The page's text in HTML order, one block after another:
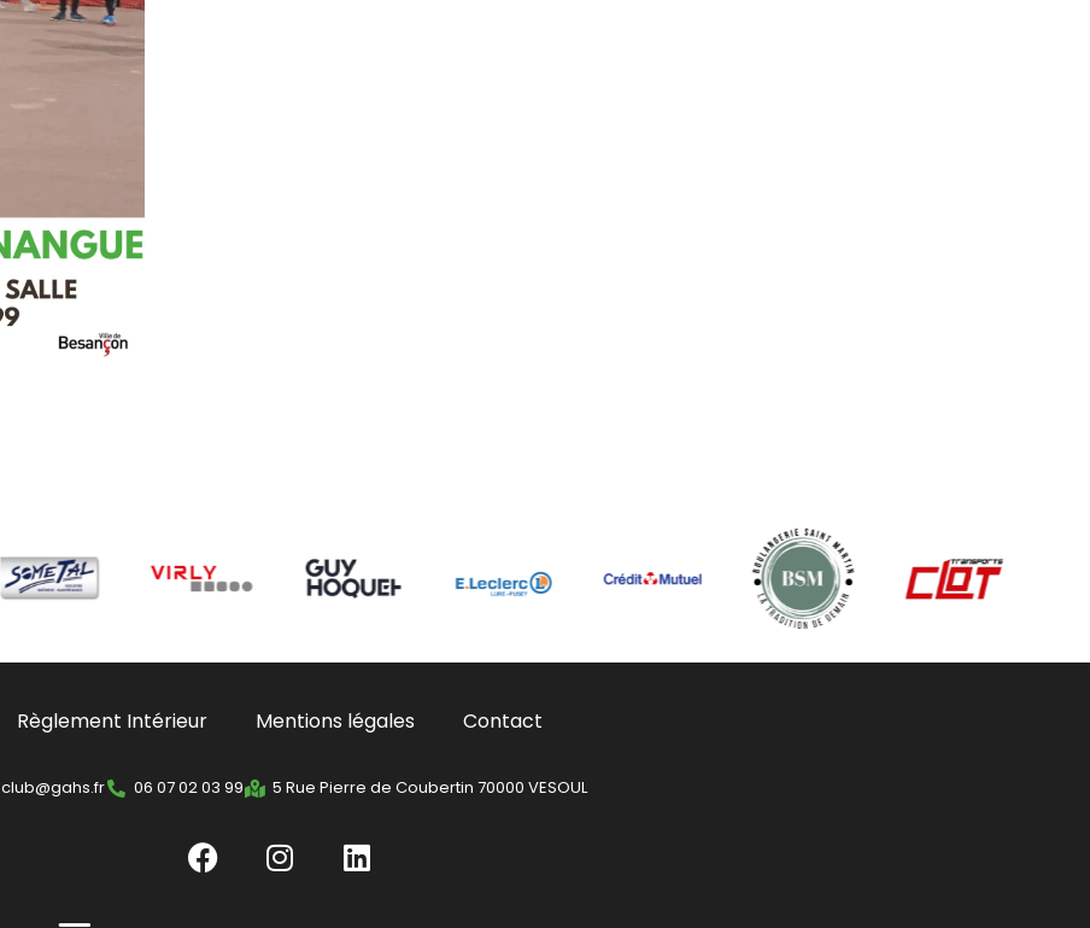
Règlement Intérieur Mentions légales Contact
club@gahs.fr 06 07 02 03 99 5 Rue Pierre de Coubertin 70000 VESOUL